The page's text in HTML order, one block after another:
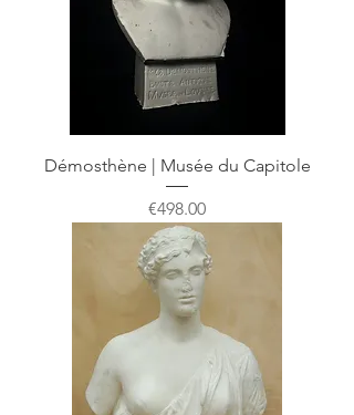
Démosthène | Musée du Capitole
Price
€498.00